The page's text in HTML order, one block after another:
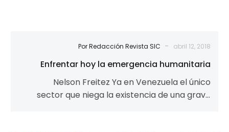
Por Redacción Revista SIC - abril 12, 2018
Enfrentar hoy la emergencia humanitaria
Nelson Freitez Ya en Venezuela el único
sector que niega la existencia de una grave